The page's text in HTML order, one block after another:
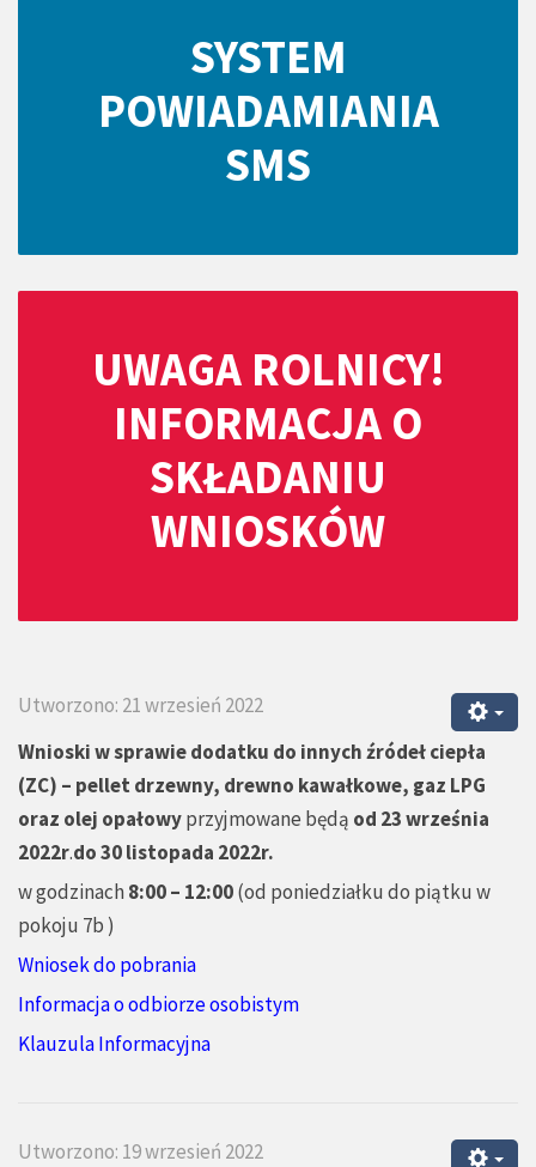
SYSTEM
POWIADAMIANIA
SMS
UWAGA ROLNICY!
INFORMACJA O
SKŁADANIU
WNIOSKÓW
Utworzono: 21 wrzesień 2022
Wnioski w sprawiedodatku do innych źródeł ciepła
(ZC) – pellet drzewny, drewno kawałkowe, gaz LPG
oraz olej opałowyprzyjmowane będą od 23 września
2022r.do 30 listopada 2022r.
w godzinach 8:00 – 12:00(od poniedziałku do piątku w
pokoju 7b )
Wniosek do pobrania
Informacja o odbiorze osobistym
Klauzula Informacyjna
Utworzono: 19 wrzesień 2022